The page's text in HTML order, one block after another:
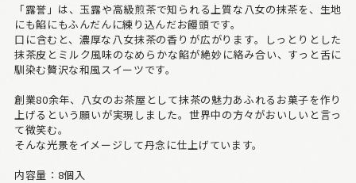
「露誉」は、玉露や高級煎茶で知られる上質な八女の抹茶を、生地
にも餡にもふんだんに練り込んだお饅頭です。
口に含むと、濃厚な八女抹茶の香りが広がります。しっとりとした
抹茶皮とミルク風味のなめらかな餡が絶妙に絡み合い、すっと舌に
馴染む贅沢な和風スイーツです。
創業80余年、八女のお茶屋として抹茶の魅力あふれるお菓子を作り
上げるという願いが実現しました。世界中の方々がおいしいと言っ
て微笑む。
そんな光景をイメージして丹念に仕上げています。
内容量：8個入